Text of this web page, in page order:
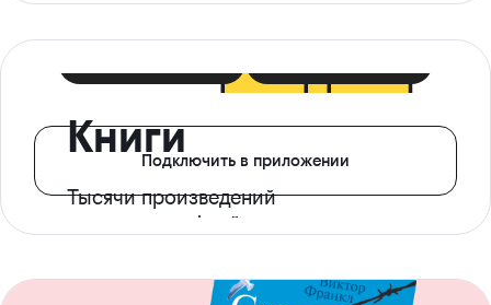
Книги
Тысячи произведений
с доступом офлайн
Подключить в приложении